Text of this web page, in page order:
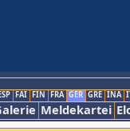
FAI FIN FRA GER GRE INA
Meldekartei